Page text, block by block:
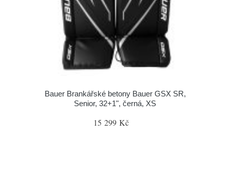
Bauer Brankářské betony Bauer GSX SR,
Senior, 32+1", černá, XS
15 299 Kč